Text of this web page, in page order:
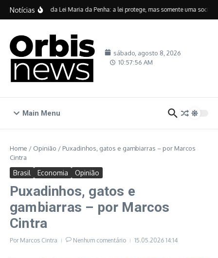
Ir para o conteúdo
Notícias
Vinte anos da Lei Maria da Penha: a lei protege, mas somente uma
sábado, agosto 8, 2026
10:57:57 AM
Main Menu
Home / Opinião / Puxadinhos, gatos e gambiarras – por Marcos
Cintra
Brasil Economia Opinião
Puxadinhos, gatos e
gambiarras – por Marcos
Cintra
Por Marcos Cintra Nenhum comentário 15.05.2026 14:14